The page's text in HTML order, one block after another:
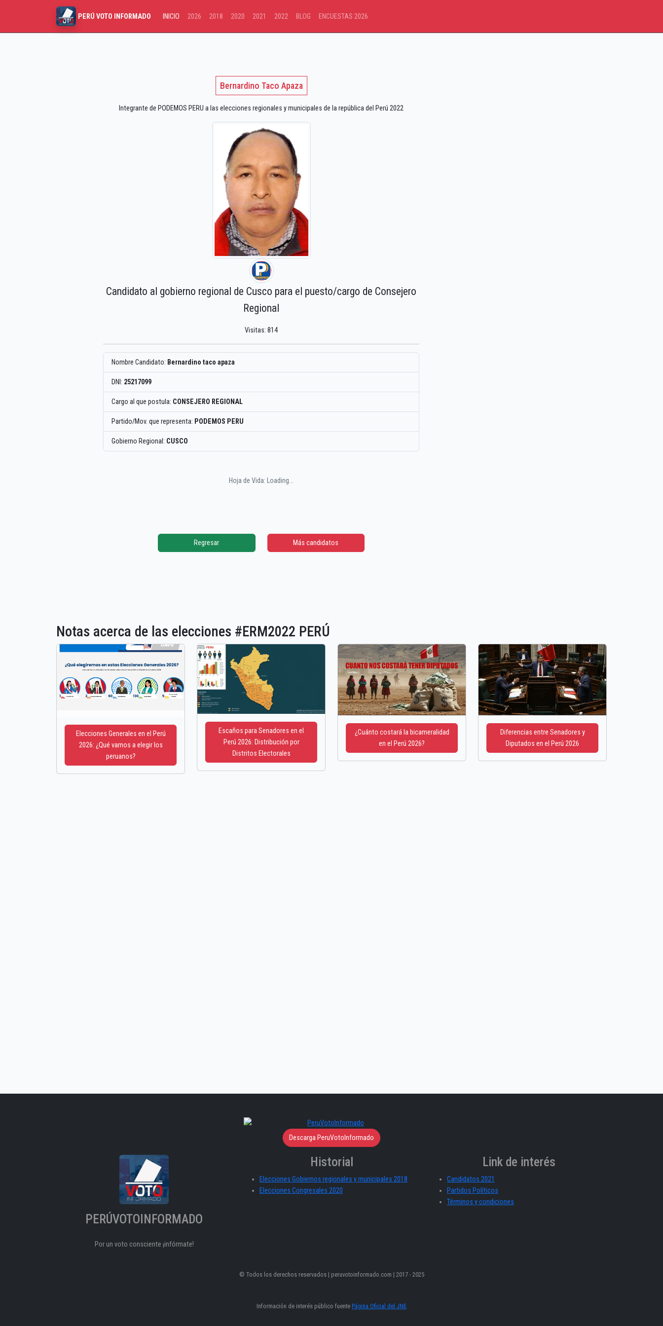
PERÚ VOTO INFORMADO INICIO 2026 2018 2020 2021 2022 BLOG ENCUESTAS 2026
Bernardino Taco Apaza
Integrante de PODEMOS PERU a las elecciones regionales y municipales de la república del Perú 2022
Candidato al gobierno regional de Cusco para el puesto/cargo de Consejero
Regional
Visitas: 814
Nombre Candidato: Bernardino taco apaza
DNI: 25217099
Cargo al que postula: CONSEJERO REGIONAL
Partido/Mov. que representa: PODEMOS PERU
Gobierno Regional: CUSCO
Hoja de Vida: Loading...
Regresar Más candidatos
Notas acerca de las elecciones #ERM2022 PERÚ
Elecciones Generales en el Perú
2026: ¿Qué vamos a elegir los
peruanos?
Escaños para Senadores en el
Perú 2026: Distribución por
Distritos Electorales
¿Cuánto costará la bicameralidad
en el Perú 2026?
Diferencias entre Senadores y
Diputados en el Perú 2026
Descarga PeruVotoInformado
PERÚVOTOINFORMADO
Por un voto consciente ¡infórmate!
Historial
Elecciones Gobiernos regionales y municipales 2018
Elecciones Congresales 2020
Link de interés
Candidatos 2021
Partidos Políticos
Términos y condiciones
© Todos los derechos reservados | peruvotoinformado.com | 2017 - 2025
Información de interés público fuente Página Oficial del JNE